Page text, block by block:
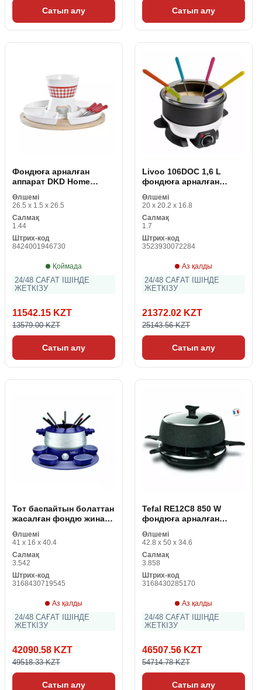
Сатып алу Сатып алу
Фондюға арналған
аппарат DKD Home
x 1,5 см (10 pcs)
Өлшемі
26.5 x 1.5 x 26.5
Салмақ
1.44
Штрих-код
8424001946730
Қоймада
24/48 САҒАТ ІШІНДЕ
ЖЕТКІЗУ
11542.15 KZT
13579.00 KZT
Сатып алу
Livoo 106DOC 1,6 L
фондюға арналған
Өлшемі
20 x 20.2 x 16.8
Салмақ
1.7
Штрих-код
3523930072284
Аз қалды
24/48 САҒАТ ІШІНДЕ
ЖЕТКІЗУ
21372.02 KZT
25143.56 KZT
Сатып алу
Тот баспайтын болаттан
жасалған фондю жинағы
Өлшемі
41 x 16 x 40.4
Салмақ
3.542
Штрих-код
3168430719545
Аз қалды
24/48 САҒАТ ІШІНДЕ
ЖЕТКІЗУ
42090.58 KZT
49518.33 KZT
Сатып алу
Tefal RE12C8 850 W
фондюға арналған
Өлшемі
42.8 x 50 x 34.6
Салмақ
3.858
Штрих-код
3168430285170
Аз қалды
24/48 САҒАТ ІШІНДЕ
ЖЕТКІЗУ
46507.56 KZT
54714.78 KZT
Сатып алу